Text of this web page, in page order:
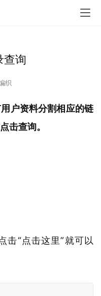
查询
织
户资料分割相应的链
击查询。
击“点击这里”就可以